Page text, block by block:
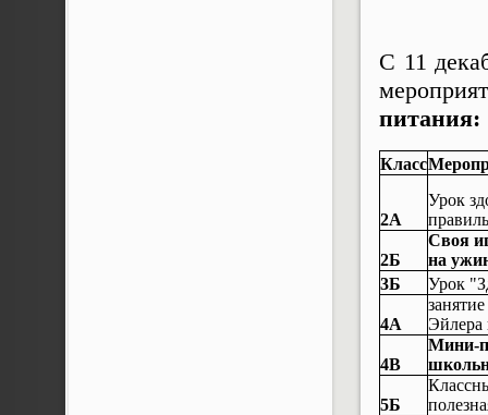
С 11
питания:
Класс
2А
Урок
2Б
Своя
на
3Б
Урок
4А
Эйлера
4В
Мини-
5Б